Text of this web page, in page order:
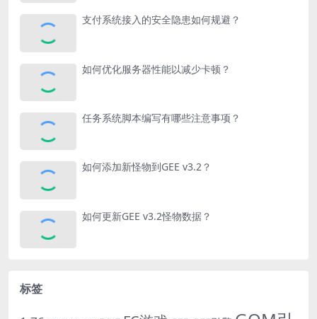
支付系统接入的安全隐患如何规避？
如何优化服务器性能以减少卡顿？
任务系统脚本编写有哪些注意事项？
如何添加新怪物到GEE v3.2？
如何更新GEE v3.2怪物数据？
标签